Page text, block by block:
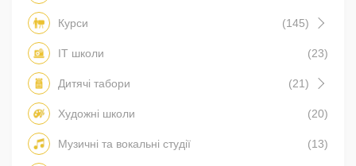
Курси (145)
IT школи (23)
Дитячі табори (21)
Художні школи (20)
Музичні та вокальні студії (13)